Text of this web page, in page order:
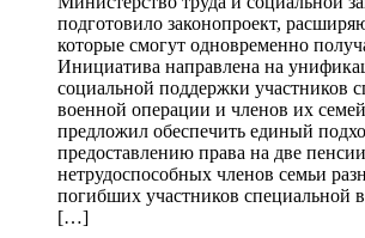
подготовило законопроект,
которые смогут одновременно
Инициатива направлена на
социальной поддержки участников
военной операции и членов их
предложил обеспечить единый
предоставлению права на две
нетрудоспособных членов семьи
погибших участников специальной
[…]